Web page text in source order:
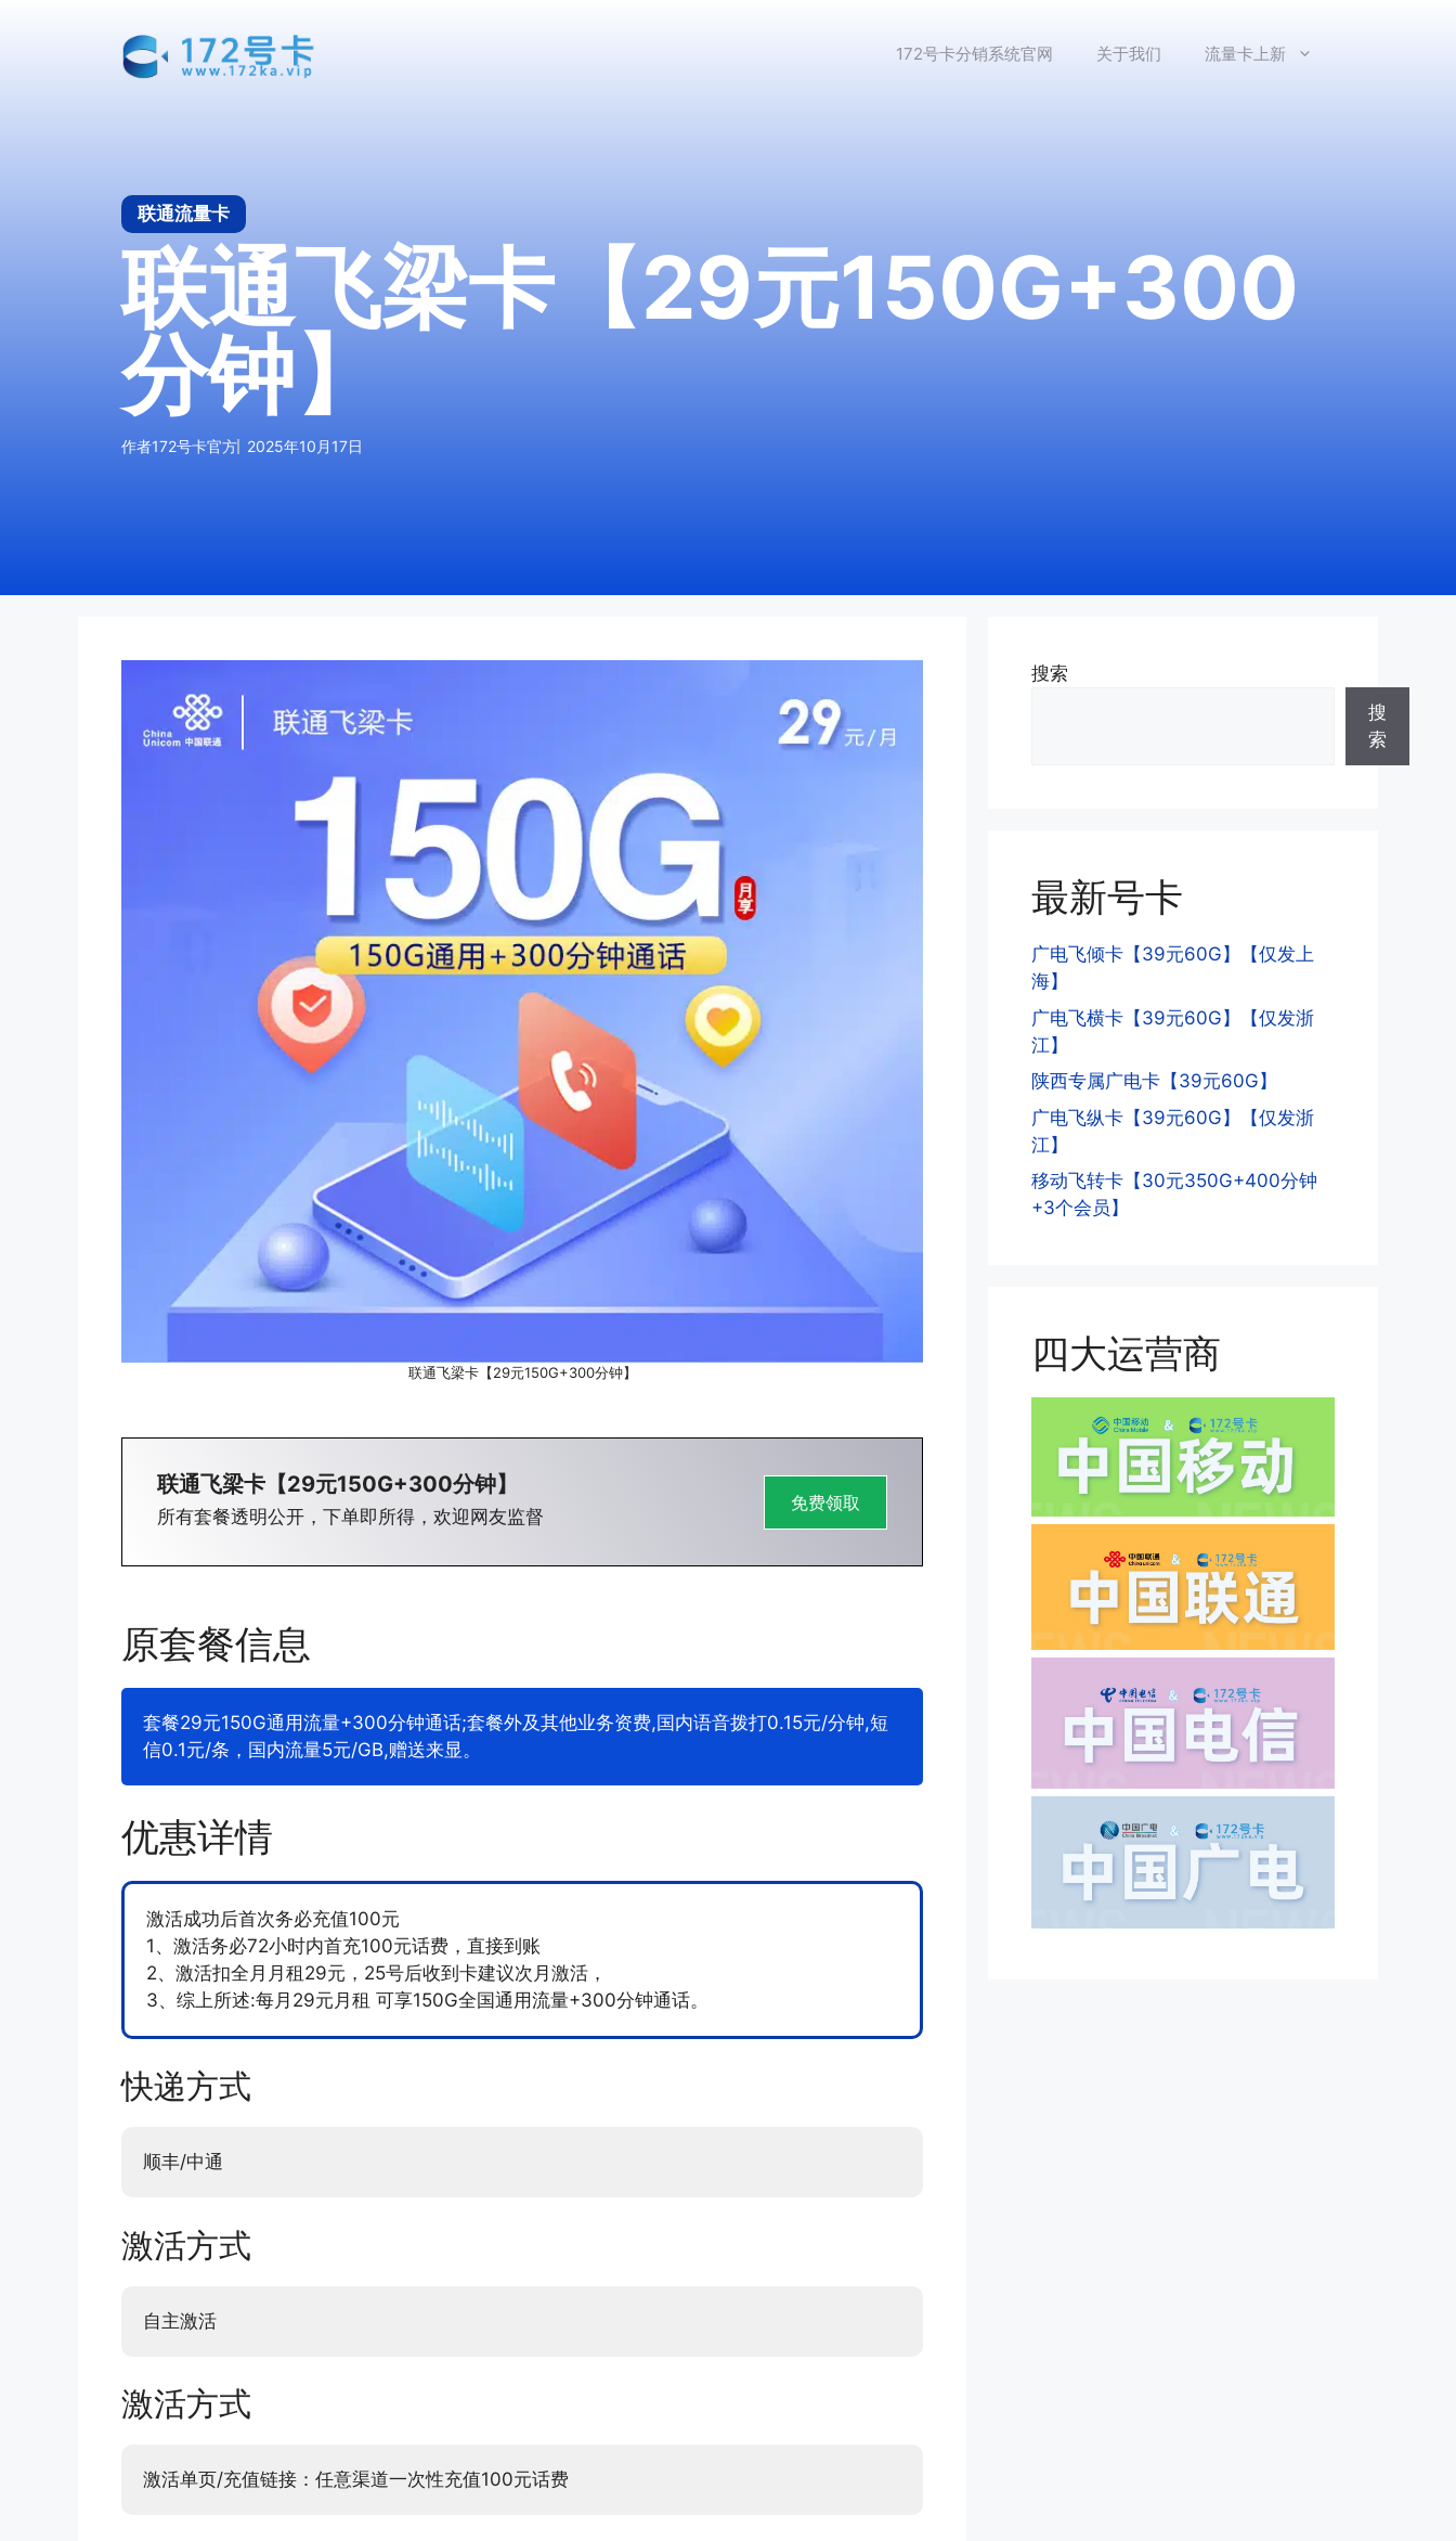
172号卡分销系统官网 关于我们 流量卡上新
联通流量卡
联通飞梁卡【29元150G+300
分钟】
作者172号卡官方 2025年10月17日
联通飞梁卡【29元150G+300分钟】
联通飞梁卡【29元150G+300分钟】
所有套餐透明公开，下单即所得，欢迎网友监督
免费领取
原套餐信息
套餐29元150G通用流量+300分钟通话;套餐外及其他业务资费,国内语音拨打0.15元/分钟,短
信0.1元/条，国内流量5元/GB,赠送来显。
优惠详情
激活成功后首次务必充值100元
1、激活务必72小时内首充100元话费，直接到账
2、激活扣全月月租29元，25号后收到卡建议次月激活，
3、综上所述:每月29元月租 可享150G全国通用流量+300分钟通话。
快递方式
顺丰/中通
激活方式
自主激活
激活方式
激活单页/充值链接：任意渠道一次性充值100元话费
搜索
搜
索
最新号卡
广电飞倾卡【39元60G】【仅发上
海】
广电飞横卡【39元60G】【仅发浙
江】
陕西专属广电卡【39元60G】
广电飞纵卡【39元60G】【仅发浙
江】
移动飞转卡【30元350G+400分钟
+3个会员】
四大运营商